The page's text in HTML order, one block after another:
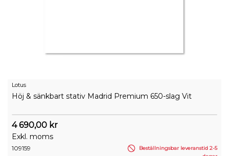
Lotus
Höj & sänkbart stativ Madrid Premium 650-slag Vit
4 690,00 kr
Exkl. moms
109159
Beställningsbar leveranstid 2-5